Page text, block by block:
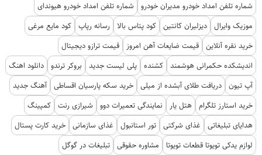
شماره تلفن امداد خودرو مدیران خودرو
شماره تلفن امداد خودرو هیوندای
موزیک وایرال دیزلیران کانتین کود پتاس بالا رسانه رپاپ کود مایع مرغی
خرید نقره آنلاین قیمت ضایعات آهن امروز
قیمت ترازو دیجیتال
اندیشکده حکمرانی هوشمند کشنده پلی لیست جدید بروکر ترندو دانلود اهنگ
آپ تیون دریافت طلای آبشده از میلی خرید سکه پارسیان اقساطی آهنگ جدید
خرید استارز تلگرام هتل یار نمایندگی تعمیرات دوو شیرازی رنت کمپینگ
هدایای تبلیغاتی
غذای شرکتی تور استانبول غذای سازمانی خرید کارت پستال
لوازم یدکی تویوتا قطعات تویوتا
مشاوره حقوقی تبلیغات در گوگل